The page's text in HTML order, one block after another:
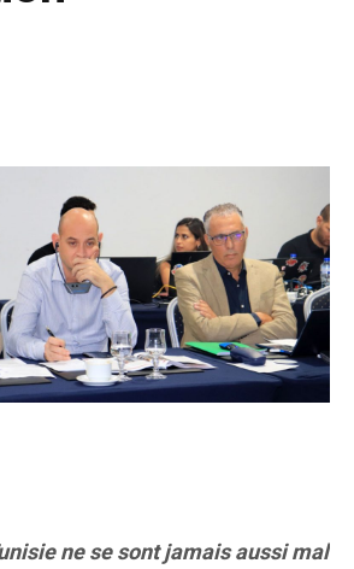
ne se sont jamais aussi mal